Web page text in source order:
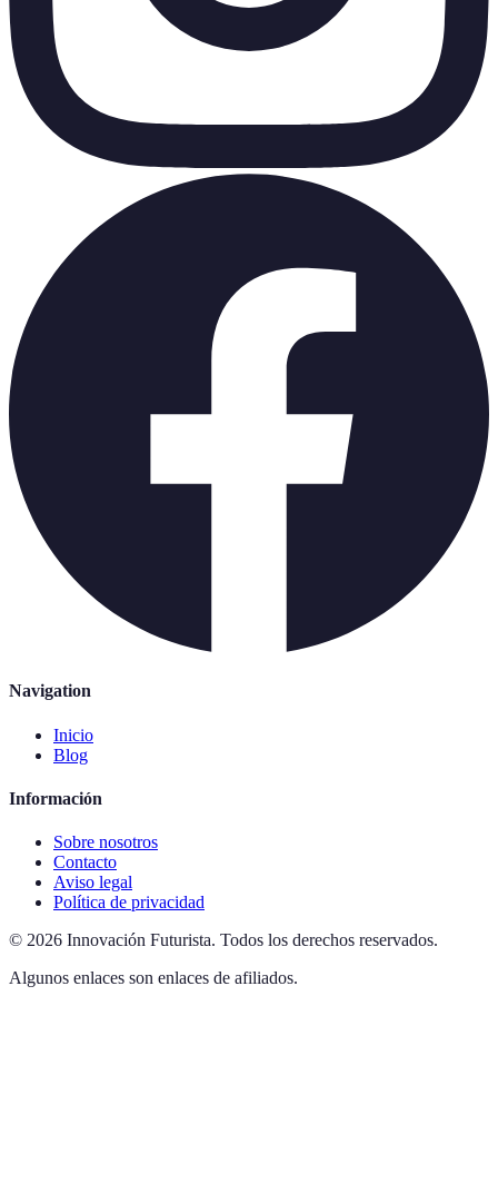
Navigation
Inicio
Blog
Información
Sobre nosotros
Contacto
Aviso legal
Política de privacidad
© 2026 Innovación Futurista. Todos los derechos reservados.
Algunos enlaces son enlaces de afiliados.